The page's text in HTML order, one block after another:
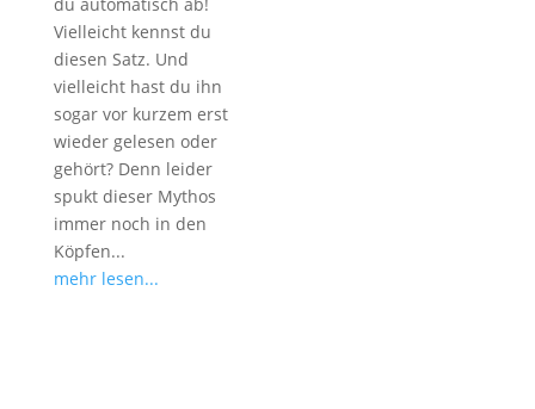
Vielleicht kennst du
diesen Satz. Und
vielleicht hast du ihn
sogar vor kurzem erst
wieder gelesen oder
gehört? Denn leider
spukt dieser Mythos
immer noch in den
Köpfen...
mehr lesen...